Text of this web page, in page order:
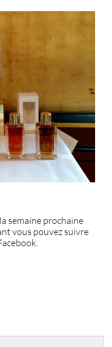
semaine prochaine
vous pouvez suivre